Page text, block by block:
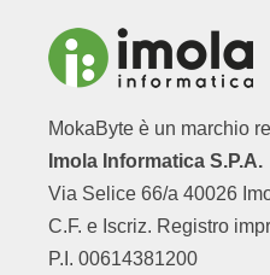
MokaByte è un marchio
Imola Informatica S.P.A.
Via Selice 66/a 40026
C.F. e Iscriz. Registro
P.I. 00614381200